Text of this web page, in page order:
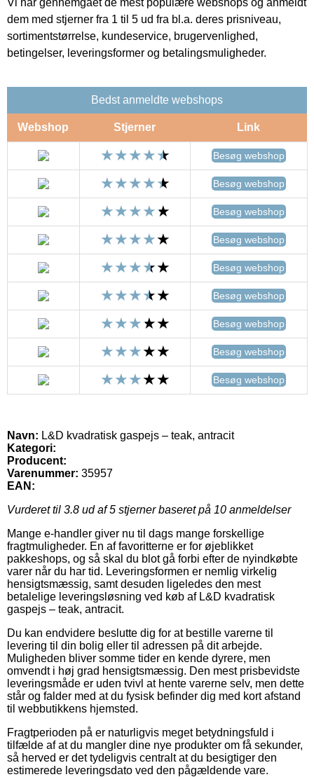
dem med stjerner fra 1 til 5 ud fra bl.a. deres prisniveau,
sortimentstørrelse, kundeservice, brugervenlighed,
betingelser, leveringsformer og betalingsmuligheder.
Bedst anmeldte webshops
Webshop Stjerner Link
Besøg webshop
Besøg webshop
Besøg webshop
Besøg webshop
Besøg webshop
Besøg webshop
Besøg webshop
Besøg webshop
Besøg webshop
Navn: L&D kvadratisk gaspejs – teak, antracit
Kategori:
Producent:
Varenummer: 35957
EAN:
Vurderet til 3.8 ud af 5 stjerner baseret på 10 anmeldelser
Mange e-handler giver nu til dags mange forskellige
fragtmuligheder. En af favoritterne er for øjeblikket
pakkeshops, og så skal du blot gå forbi efter de nyindkøbte
varer når du har tid. Leveringsformen er nemlig virkelig
hensigtsmæssig, samt desuden ligeledes den mest
betalelige leveringsløsning ved køb af L&D kvadratisk
gaspejs – teak, antracit.
Du kan endvidere beslutte dig for at bestille varerne til
levering til din bolig eller til adressen på dit arbejde.
Muligheden bliver somme tider en kende dyrere, men
omvendt i høj grad hensigtsmæssig. Den mest prisbevidste
leveringsmåde er uden tvivl at hente varerne selv, men dette
står og falder med at du fysisk befinder dig med kort afstand
til webbutikkens hjemsted.
Fragtperioden på er naturligvis meget betydningsfuld i
tilfælde af at du mangler dine nye produkter om få sekunder,
så herved er det tydeligvis centralt at du besigtiger den
estimerede leveringsdato ved den pågældende vare.